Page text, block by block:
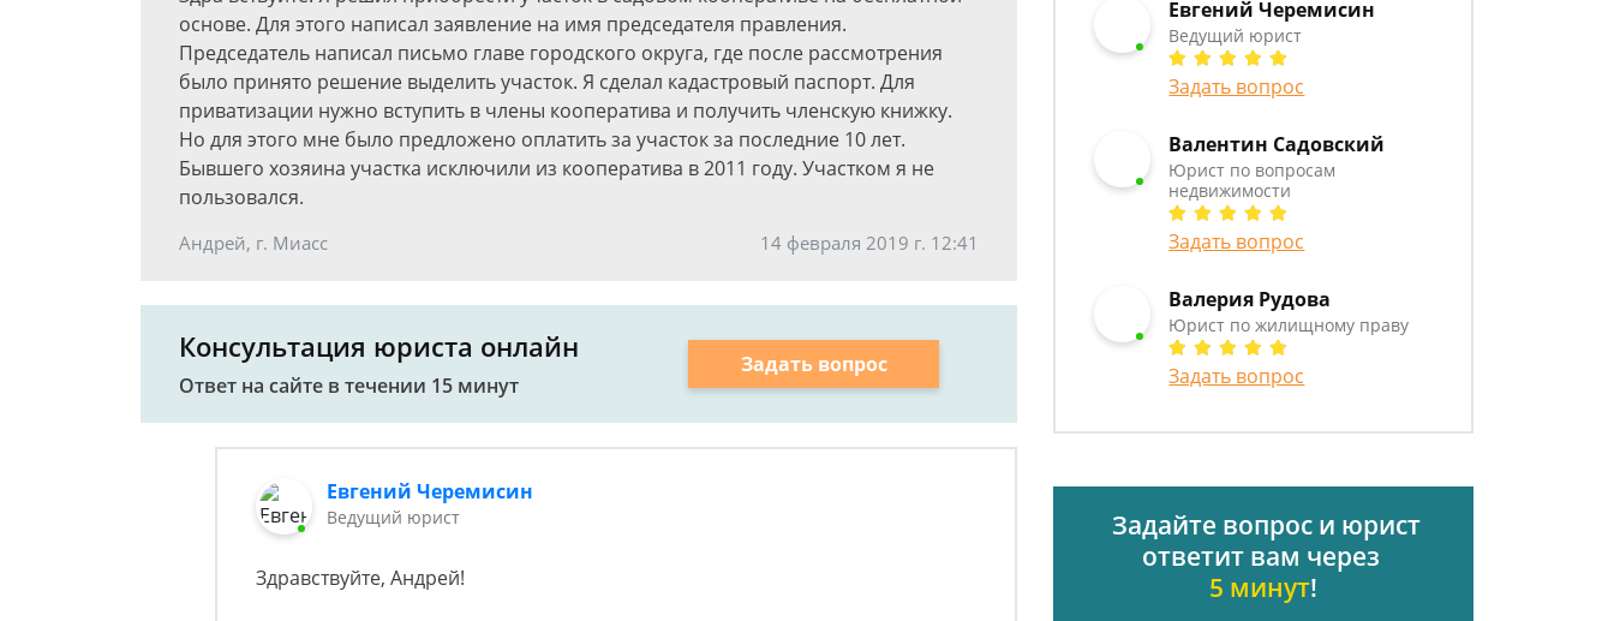
основе. Для этого написал заявление на имя председателя правления.
Председатель написал письмо главе городского округа, где после рассмотрения
было принято решение выделить участок. Я сделал кадастровый паспорт. Для
приватизации нужно вступить в члены кооператива и получить членскую книжку.
Но для этого мне было предложено оплатить за участок за последние 10 лет.
Бывшего хозяина участка исключили из кооператива в 2011 году. Участком я не
пользовался.
Андрей, г. Миасс 14 февраля 2019 г. 12:41
Консультация юриста онлайн
Ответ на сайте в течении 15 минут
Задать вопрос
Евгений Черемисин
Ведущий юрист
Здравствуйте, Андрей!
Евгений Черемисин
Ведущий юрист
Задать вопрос
Валентин Садовский
Юрист по вопросам
недвижимости
Задать вопрос
Валерия Рудова
Юрист по жилищному праву
Задать вопрос
Задайте вопрос и юрист
ответит вам через
5 минут!